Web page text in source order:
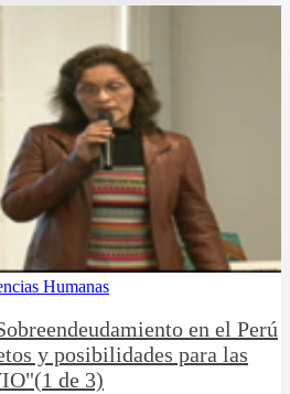
Humanas
en el Perú
y posibilidades para las
de 3)